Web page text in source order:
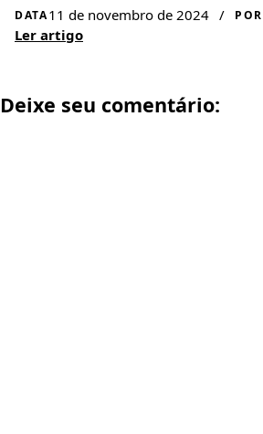
DATA11 de novembro de 2024 / POR
Ler artigo
Deixe seu comentário: